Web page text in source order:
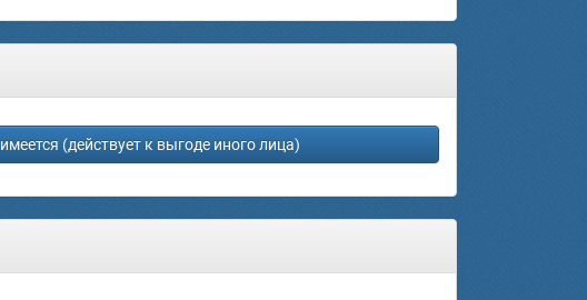
имеется (действует к выгоде иного лица)